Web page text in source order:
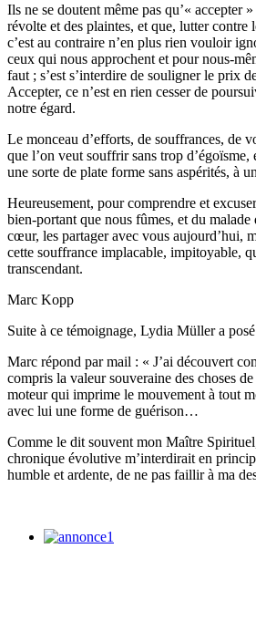
Ils ne se doutent même pas qu’« accepter
révolte et des plaintes, et que, lutter contre
c’est au contraire n’en plus rien vouloir
ceux qui nous approchent et pour nous-
faut ; s’est s’interdire de souligner le prix
Accepter, ce n’est en rien cesser de
notre égard.
Le monceau d’efforts, de souffrances, de
que l’on veut souffrir sans trop
une sorte de plate forme sans aspérités, à
Heureusement, pour comprendre et
bien-portant que nous fûmes, et du
cœur, les partager avec vous aujourd’hui,
cette souffrance implacable, impitoyable,
transcendant.
Marc Kopp
Suite à ce témoignage, Lydia Müller a
Marc répond par mail : « J’ai découvert
compris la valeur souveraine des choses
moteur qui imprime le mouvement à tout
avec lui une forme de guérison…
Comme le dit souvent mon Maître
chronique évolutive m’interdirait en
humble et ardente, de ne pas faillir à ma